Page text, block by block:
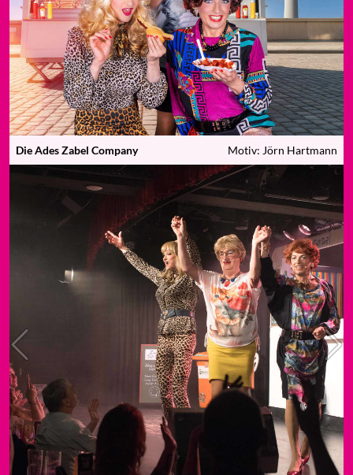
Die Ades Zabel Company Motiv: Jörn Hartmann
Previous